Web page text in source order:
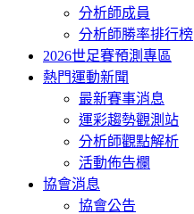
分析師成員
分析師勝率排行榜
2026世足賽預測專區
熱門運動新聞
最新賽事消息
運彩趨勢觀測站
分析師觀點解析
活動佈告欄
協會消息
協會公告